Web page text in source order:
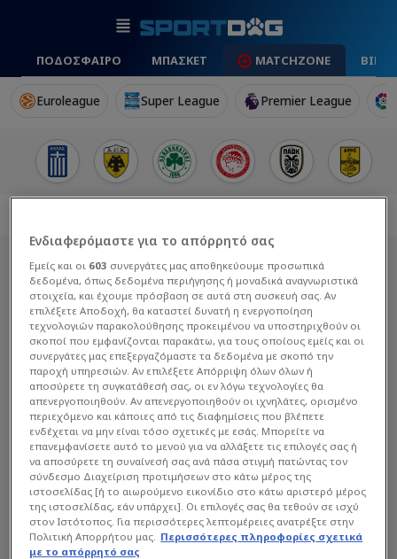
ΠΟΔΟΣΦΑΙΡΟ ΜΠΑΣΚΕΤ MATCHZONE
Euroleague Super League Premier League
ΆΓΓΕΛΟΣ ΖΟΎΠΑΣ
Διαβάστε όλα τα άρθρα του Sportdog
σχετικά με το θέμα Άγγελος Ζούπας.
Sportdog: Πιστό στον φίλαθλο.
Ενδιαφερόμαστε για το απόρρητό σας
Εμείς και οι 603 συνεργάτες μας αποθηκεύουμε προσωπικά
δεδομένα, όπως δεδομένα περιήγησης ή μοναδικά αναγνωριστικά
στοιχεία, και έχουμε πρόσβαση σε αυτά στη συσκευή σας. Αν
επιλέξετε Αποδοχή, θα καταστεί δυνατή η ενεργοποίηση
τεχνολογιών παρακολούθησης προκειμένου να υποστηριχθούν οι
σκοποί που εμφανίζονται παρακάτω, για τους οποίους εμείς και οι
συνεργάτες μας επεξεργαζόμαστε τα δεδομένα με σκοπό την
παροχή υπηρεσιών. Αν επιλέξετε Απόρριψη όλων όλων ή
αποσύρετε τη συγκατάθεσή σας, οι εν λόγω τεχνολογίες θα
απενεργοποιηθούν. Αν απενεργοποιηθούν οι ιχνηλάτες, ορισμένο
περιεχόμενο και κάποιες από τις διαφημίσεις που βλέπετε
ενδέχεται να μην είναι τόσο σχετικές με εσάς. Μπορείτε να
επανεμφανίσετε αυτό το μενού για να αλλάξετε τις επιλογές σας ή
να αποσύρετε τη συναίνεσή σας ανά πάσα στιγμή πατώντας τον
σύνδεσμο Διαχείριση προτιμήσεων στο κάτω μέρος της
ιστοσελίδας [ή το αιωρούμενο εικονίδιο στο κάτω αριστερό μέρος
της ιστοσελίδας, εάν υπάρχει]. Οι επιλογές σας θα τεθούν σε ισχύ
στον Ιστότοπος. Για περισσότερες λεπτομέρειες ανατρέξτε στην
Πολιτική Απορρήτου μας. Περισσότερες πληροφορίες σχετικά
με το απόρρητό σας